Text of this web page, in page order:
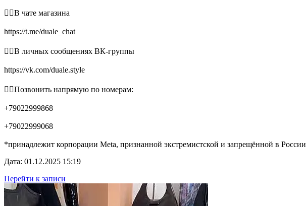
👉🏻В чате магазина
https://t.me/duale_chat
👉🏻В личных сообщениях ВК-группы
https://vk.com/duale.style
👉🏻Позвонить напрямую по номерам:
+79022999868
+79022999068
*принадлежит корпорации Meta, признанной экстремистской и запрещённой в России
Дата: 01.12.2025 15:19
Перейти к записи